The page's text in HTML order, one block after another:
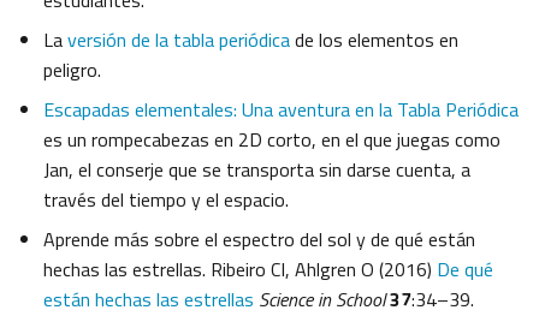
Laversión de la tabla periódicade los elementos en
peligro.
Escapadas elementales: Una aventura en la Tabla Periódica
es un rompecabezas en 2D corto, en el que juegas como
Jan, el conserje que se transporta sin darse cuenta, a
través del tiempo y el espacio.
Aprende más sobre el espectro del sol y de qué están
hechas las estrellas. Ribeiro CI, Ahlgren O (2016) De qué
están hechas las estrellas Science in School37:34–39.